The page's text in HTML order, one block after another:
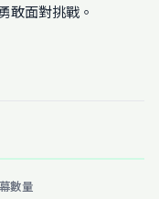
敢面對挑戰。
數量